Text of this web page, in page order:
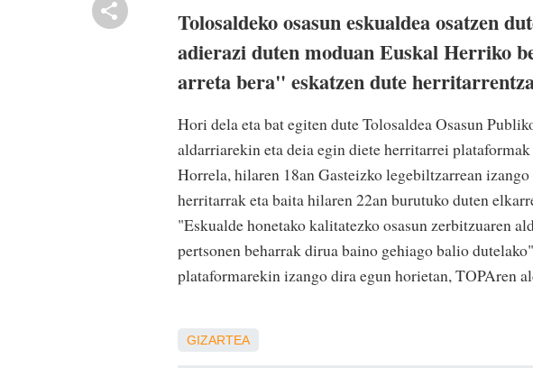
Tolosaldeko osasun eskualdea osatzen
adierazi duten moduan Euskal Herriko
arreta bera" eskatzen dute
Hori dela eta bat egiten dute Tolosaldea Osasun
aldarriarekin eta deia egin diete herritarrei
Horrela, hilaren 18an Gasteizko legebiltzarrean
herritarrak eta baita hilaren 22an burutuko duten
"Eskualde honetako kalitatezko osasun zerbitzuaren
pertsonen beharrak dirua baino gehiago balio
plataformarekin izango dira egun horietan, TOPAren
GIZARTEA